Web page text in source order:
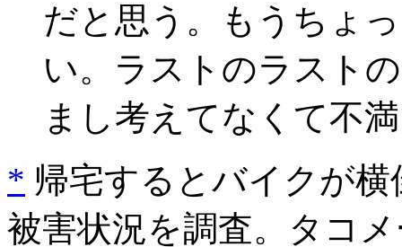
だと思う。もうちょ
い。ラストのラスト
まし考えてなくて不
* 帰宅するとバイクが
被害状況を調査。タコ